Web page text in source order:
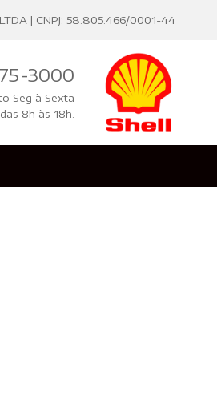
LTDA | CNPJ: 58.805.466/0001-44
3000
Seg à Sexta
das 8h às 18h.